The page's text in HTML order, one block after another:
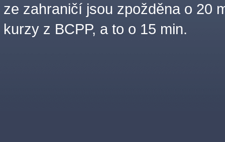
ze zahraničí jsou zpožděna o 20
kurzy z BCPP, a to o 15 min.